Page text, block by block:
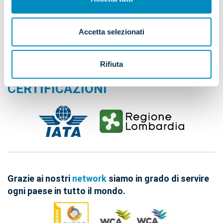
Accetta selezionati
Rifiuta
info@newcargojet.com
newcargojet@lamiapec.it
LE NOSTRE
CERTIFICAZIONI
Grazie ai nostri network siamo in grado di servire
ogni paese in tutto il mondo.